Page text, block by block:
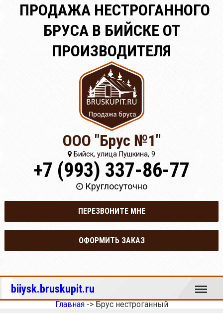
ПРОДАЖА НЕСТРОГАННОГО
БРУСА В БИЙСКЕ ОТ
ПРОИЗВОДИТЕЛЯ
ООО "Брус №1"
Бийск, улица Пушкина, 9
+7 (993) 337-86-77
Круглосуточно
ПЕРЕЗВОНИТЕ МНЕ
ОФОРМИТЬ ЗАКАЗ
biiysk.bruskupit.ru Меню
Главная-> Брус нестроганный